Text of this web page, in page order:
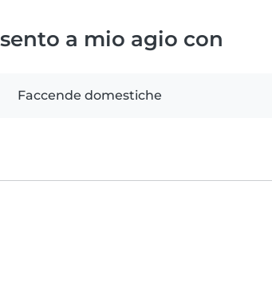
a mio agio con
Faccende domestiche